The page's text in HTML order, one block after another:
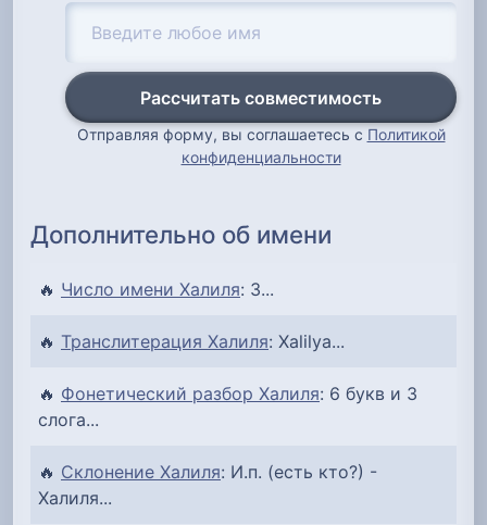
Рассчитать совместимость
Отправляя форму, вы соглашаетесь с Политикой
конфиденциальности
Дополнительно об имени
🔥 Число имени Халиля: 3...
🔥 Транслитерация Халиля: Xalilya...
🔥 Фонетический разбор Халиля: 6 букв и 3
слога...
🔥 Склонение Халиля: И.п. (есть кто?) -
Халиля...